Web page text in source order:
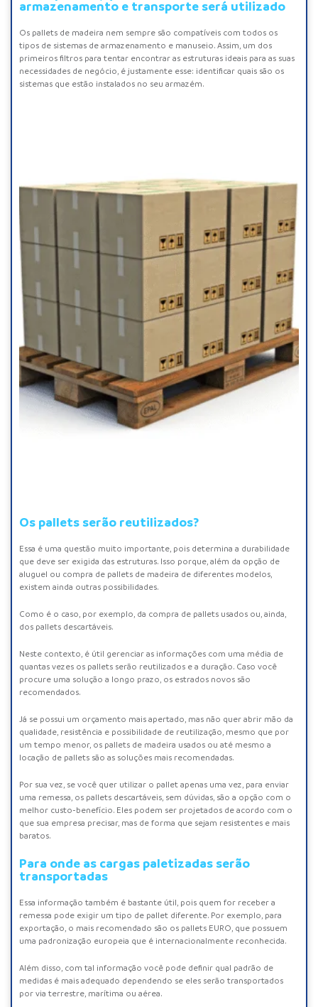
armazenamento e transporte será utilizado
Os pallets de madeira nem sempre são compatíveis com todos os
tipos de sistemas de armazenamento e manuseio. Assim, um dos
primeiros filtros para tentar encontrar as estruturas ideais para as suas
necessidades de negócio, é justamente esse: identificar quais são os
sistemas que estão instalados no seu armazém.
Os pallets serão reutilizados?
Essa é uma questão muito importante, pois determina a durabilidade
que deve ser exigida das estruturas. Isso porque, além da opção de
aluguel ou compra de pallets de madeira de diferentes modelos,
existem ainda outras possibilidades.
Como é o caso, por exemplo, da compra de pallets usados ou, ainda,
dos pallets descartáveis.
Neste contexto, é útil gerenciar as informações com uma média de
quantas vezes os pallets serão reutilizados e a duração. Caso você
procure uma solução a longo prazo, os estrados novos são
recomendados.
Já se possui um orçamento mais apertado, mas não quer abrir mão da
qualidade, resistência e possibilidade de reutilização, mesmo que por
um tempo menor, os pallets de madeira usados ou até mesmo a
locação de pallets são as soluções mais recomendadas.
Por sua vez, se você quer utilizar o pallet apenas uma vez, para enviar
uma remessa, os pallets descartáveis, sem dúvidas, são a opção com o
melhor custo-benefício. Eles podem ser projetados de acordo com o
que sua empresa precisar, mas de forma que sejam resistentes e mais
baratos.
Para onde as cargas paletizadas serão
transportadas
Essa informação também é bastante útil, pois quem for receber a
remessa pode exigir um tipo de pallet diferente. Por exemplo, para
exportação, o mais recomendado são os pallets EURO, que possuem
uma padronização europeia que é internacionalmente reconhecida.
Além disso, com tal informação você pode definir qual padrão de
medidas é mais adequado dependendo se eles serão transportados
por via terrestre, marítima ou aérea.